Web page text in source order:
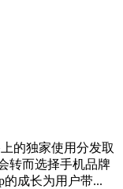
的独家使用分发取
转而选择手机品牌
的成长为用户带...